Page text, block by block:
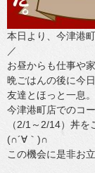
本日より、今津港
／
お昼からも仕事や
晩ごはんの後に今
友達とほっと一息。
今津港町店でのコ
（2/1～2/14）丼
(∩´∀｀)∩
この機会に是非お